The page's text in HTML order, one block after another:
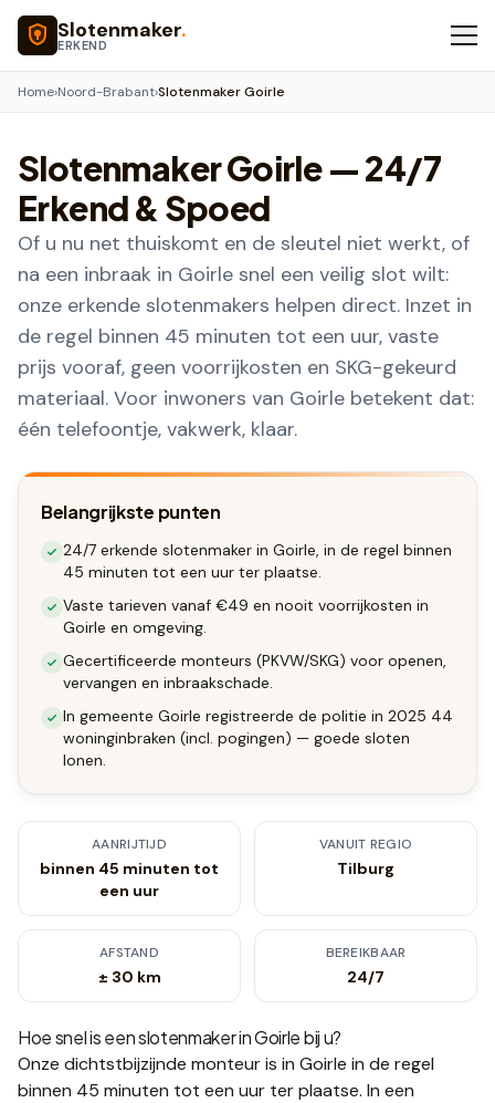
Naar hoofdinhoud
Slotenmaker.
ERKEND
Home›Noord-Brabant›Slotenmaker Goirle
SlotenmakerGoirle— 24/7
Erkend & Spoed
Of u nu net thuiskomt en de sleutel niet werkt, of
na een inbraak in Goirle snel een veilig slot wilt:
onze erkende slotenmakers helpen direct. Inzet in
de regel binnen 45 minuten tot een uur, vaste
prijs vooraf, geen voorrijkosten en SKG-gekeurd
materiaal. Voor inwoners van Goirle betekent dat:
één telefoontje, vakwerk, klaar.
Belangrijkste punten
24/7 erkende slotenmaker in Goirle, in de regel binnen
45 minuten tot een uur ter plaatse.
Vaste tarieven vanaf €49 en nooit voorrijkosten in
Goirle en omgeving.
Gecertificeerde monteurs (PKVW/SKG) voor openen,
vervangen en inbraakschade.
In gemeente Goirle registreerde de politie in 2025 44
woninginbraken (incl. pogingen) — goede sloten
lonen.
AANRIJTIJD
binnen 45 minuten tot
een uur
VANUIT REGIO
Tilburg
AFSTAND
± 30 km
BEREIKBAAR
24/7
Hoe snel is een slotenmaker inGoirlebij u?
Onze dichtstbijzijnde monteur is in Goirle in de regel
binnen 45 minuten tot een uur ter plaatse. In een